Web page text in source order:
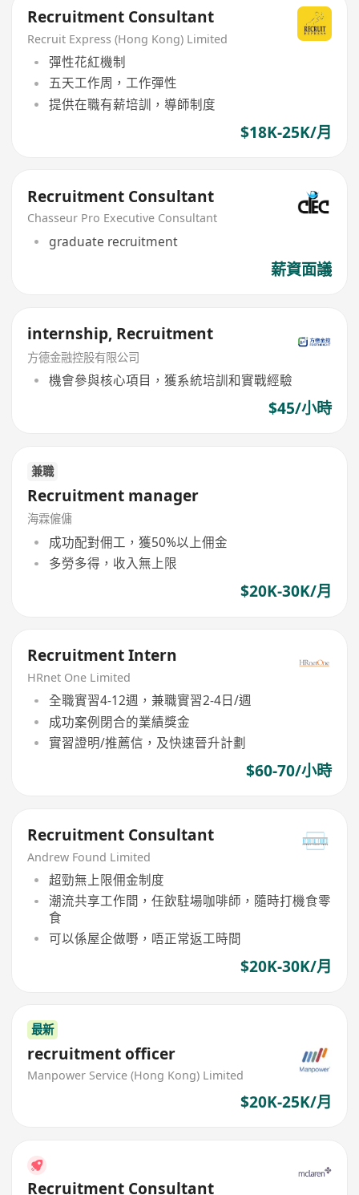
Recruitment Consultant
Recruit Express (Hong Kong) Limited
彈性花紅機制
五天工作周，工作彈性
提供在職有薪培訓，導師制度
$18K-25K/月
Recruitment Consultant
Chasseur Pro Executive Consultant
graduate recruitment
薪資面議
internship, Recruitment
方德金融控股有限公司
機會參與核心項目，獲系統培訓和實戰經驗
$45/小時
兼職
Recruitment manager
海霖僱傭
成功配對佣工，獲50%以上佣金
多勞多得，收入無上限
$20K-30K/月
Recruitment Intern
HRnet One Limited
全職實習4-12週，兼職實習2-4日/週
成功案例閉合的業績獎金
實習證明/推薦信，及快速晉升計劃
$60-70/小時
Recruitment Consultant
Andrew Found Limited
超勁無上限佣金制度
潮流共享工作間，任飲駐場咖啡師，隨時打機食零
食
可以係屋企做嘢，唔正常返工時間
$20K-30K/月
最新
recruitment officer
Manpower Service (Hong Kong) Limited
$20K-25K/月
Recruitment Consultant